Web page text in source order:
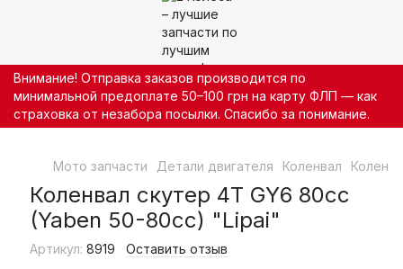
Внимание! Отправка заказов производится по
минимальной предоплате 50–100 грн на карту ФЛП — как
страховка от незабора посылки. Спасибо за понимание.
Мото запчасти Детали двигателя Коленвал
Коленвал скутер 4T GY6 80cc
(Yaben 50-80cc) "Lipai"
Артикул: 8919 Оставить отзыв